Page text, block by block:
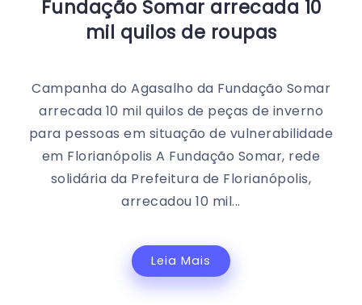
Fundação Somar arrecada 10
mil quilos de roupas
Campanha do Agasalho da Fundação Somar
arrecada 10 mil quilos de peças de inverno
para pessoas em situação de vulnerabilidade
em Florianópolis A Fundação Somar, rede
solidária da Prefeitura de Florianópolis,
arrecadou 10 mil...
Leia Mais